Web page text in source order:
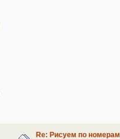
Re: Рисуем по номерам